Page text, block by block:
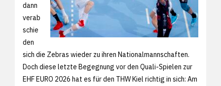
dann
verab
schie
den
sich die Zebras wieder zu ihren Nationalmannschaften.
Doch diese letzte Begegnung vor den Quali-Spielen zur
EHF EURO 2026 hat es für den THW Kiel richtig in sich: Am